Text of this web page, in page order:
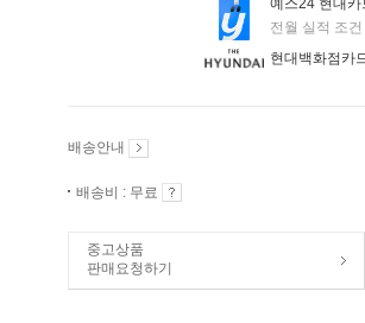
예스24 현대카
전월 실적 조건
현대백화점카
배송안내
배송비 : 무료
중고상품
판매요청하기